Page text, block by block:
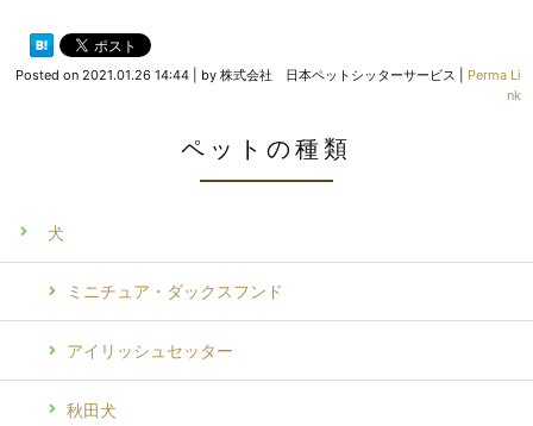
Posted on 2021.01.26 14:44 by 株式会社 日本ペットシッターサービス
Perma Li
nk
ペットの種類
犬
ミニチュア・ダックスフンド
アイリッシュセッター
秋田犬